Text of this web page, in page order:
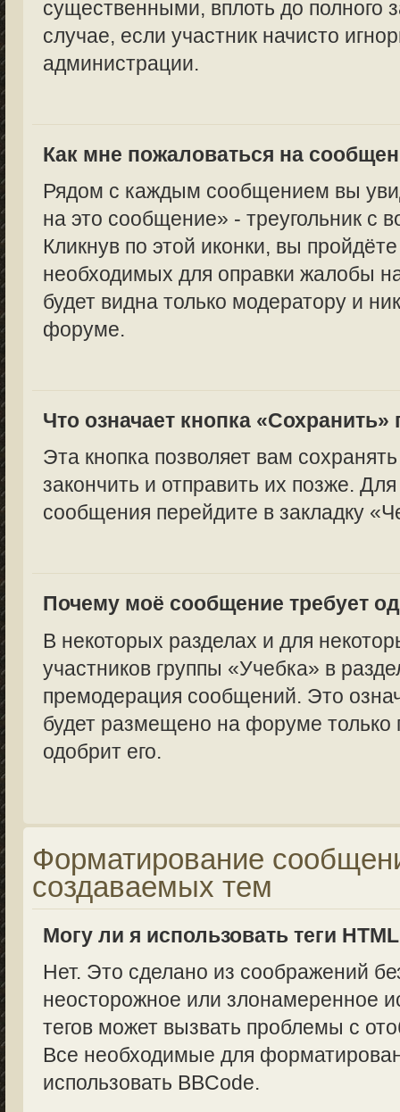
существенными, вплоть до полного
случае, если участник начисто
администрации.
Как мне пожаловаться на
Рядом с каждым сообщением вы
на это сообщение» - треугольник с
Кликнув по этой иконки, вы
необходимых для оправки жалобы
будет видна только модератору и
форуме.
Что означает кнопка
Эта кнопка позволяет вам
закончить и отправить их позже.
сообщения перейдите в закладку
Почему моё сообщение требует
В некоторых разделах и для
участников группы «Учебка» в
премодерация сообщений. Это
будет размещено на форуме только
одобрит его.
Форматирование
создаваемых тем
Могу ли я использовать теги
Нет. Это сделано из соображений
неосторожное или злонамеренное
тегов может вызвать проблемы с
Все необходимые для
использовать BBCode.